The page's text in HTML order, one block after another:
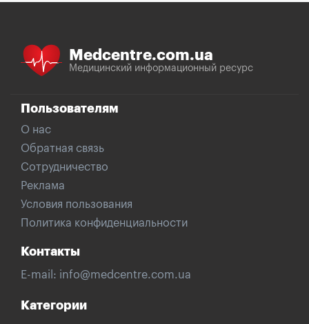
Medcentre.com.ua
Медицинский информационный ресурс
Пользователям
О нас
Обратная связь
Сотрудничество
Реклама
Условия пользования
Политика конфиденциальности
Контакты
E-mail: info@medcentre.com.ua
Категории